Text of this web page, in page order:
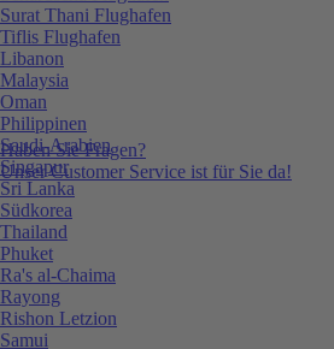
Haben Sie Fragen?
Unser Customer Service ist für Sie da!
Surat Thani Flughafen
Tiflis Flughafen
Libanon
Malaysia
Oman
Philippinen
Saudi-Arabien
Singapur
Sri Lanka
Südkorea
Thailand
Phuket
Ra's al-Chaima
Rayong
Rishon Letzion
Samui